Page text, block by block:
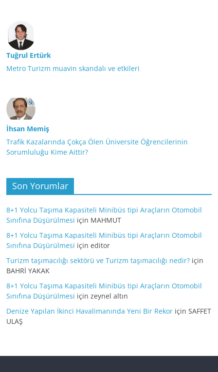
Tuğrul Ertürk
Metro Turizm muavin skandalı ve etkileri
İhsan Memiş
Trafik Kazalarında Çokça Ölen Üniversite Öğrencilerinin
Sorumluluğu Kime Aittir?
Son Yorumlar
8+1 Yolcu Taşıma Kapasiteli Minibüs tipi Araçların Otomobil
Sınıfına Düşürülmesi için MAHMUT
8+1 Yolcu Taşıma Kapasiteli Minibüs tipi Araçların Otomobil
Sınıfına Düşürülmesi içineditor
Turizm taşımacılığı sektörü ve Turizm taşımacılığı nedir? için
BAHRİ YAKAK
8+1 Yolcu Taşıma Kapasiteli Minibüs tipi Araçların Otomobil
Sınıfına Düşürülmesi içinzeynel altın
Denize Yapılan İkinci Havalimanında Yeni Bir Rekor içinSAFFET
ULAŞ